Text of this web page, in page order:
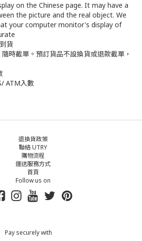
on the Chinese page. It may have a
the picture and the real object. We
your computer monitor's display of
貨
時截單。預訂貨品不設換貨或退款截單，
ATM入數
退換貨政策
聯絡 UTRY
購物流程
運送服務方式
首頁
Follow us on
Pay securely with